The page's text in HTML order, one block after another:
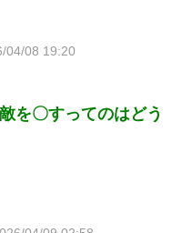
04/08 19:20
を〇すってのはどう